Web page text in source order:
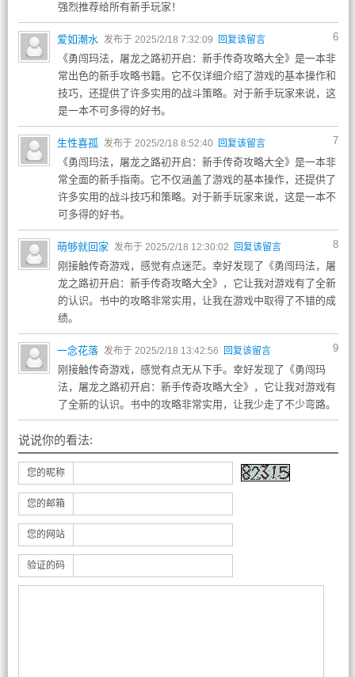
强烈推荐给所有新手玩家！
6
爱如潮水 发布于 2025/2/18 7:32:09 回复该留言
《勇闯玛法，屠龙之路初开启：新手传奇攻略大全》是一本非
常出色的新手攻略书籍。它不仅详细介绍了游戏的基本操作和
技巧，还提供了许多实用的战斗策略。对于新手玩家来说，这
是一本不可多得的好书。
7
生性喜孤 发布于 2025/2/18 8:52:40 回复该留言
《勇闯玛法，屠龙之路初开启：新手传奇攻略大全》是一本非
常全面的新手指南。它不仅涵盖了游戏的基本操作，还提供了
许多实用的战斗技巧和策略。对于新手玩家来说，这是一本不
可多得的好书。
8
萌够就回家 发布于 2025/2/18 12:30:02 回复该留言
刚接触传奇游戏，感觉有点迷茫。幸好发现了《勇闯玛法，屠
龙之路初开启：新手传奇攻略大全》，它让我对游戏有了全新
的认识。书中的攻略非常实用，让我在游戏中取得了不错的成
绩。
9
一念花落 发布于 2025/2/18 13:42:56 回复该留言
刚接触传奇游戏，感觉有点无从下手。幸好发现了《勇闯玛
法，屠龙之路初开启：新手传奇攻略大全》，它让我对游戏有
了全新的认识。书中的攻略非常实用，让我少走了不少弯路。
说说你的看法:
您的昵称
您的邮箱
您的网站
验证的码